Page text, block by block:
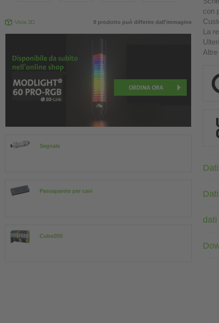
Vista 3D Il prodotto può differire dall'immagine
Segnale
Passaparete per cavi
Cube20S
con
La